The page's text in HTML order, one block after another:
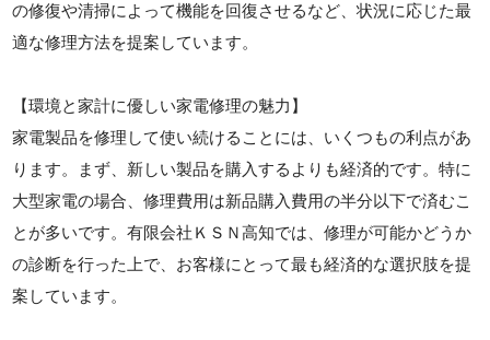
の修復や清掃によって機能を回復させるなど、状況に応じた最
適な修理方法を提案しています。
【環境と家計に優しい家電修理の魅力】
家電製品を修理して使い続けることには、いくつもの利点があ
ります。まず、新しい製品を購入するよりも経済的です。特に
大型家電の場合、修理費用は新品購入費用の半分以下で済むこ
とが多いです。有限会社ＫＳＮ高知では、修理が可能かどうか
の診断を行った上で、お客様にとって最も経済的な選択肢を提
案しています。